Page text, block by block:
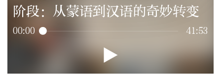
阶段：从蒙语到汉语的奇妙转变
00:00 41:53